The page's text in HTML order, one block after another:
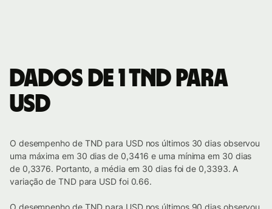
Dados de 1 TND para
USD
O desempenho de TND para USD nos últimos 30 dias observou
uma máxima em 30 dias de 0,3416 e uma mínima em 30 dias
de 0,3376. Portanto, a média em 30 dias foi de 0,3393. A
variação de TND para USD foi 0.66.